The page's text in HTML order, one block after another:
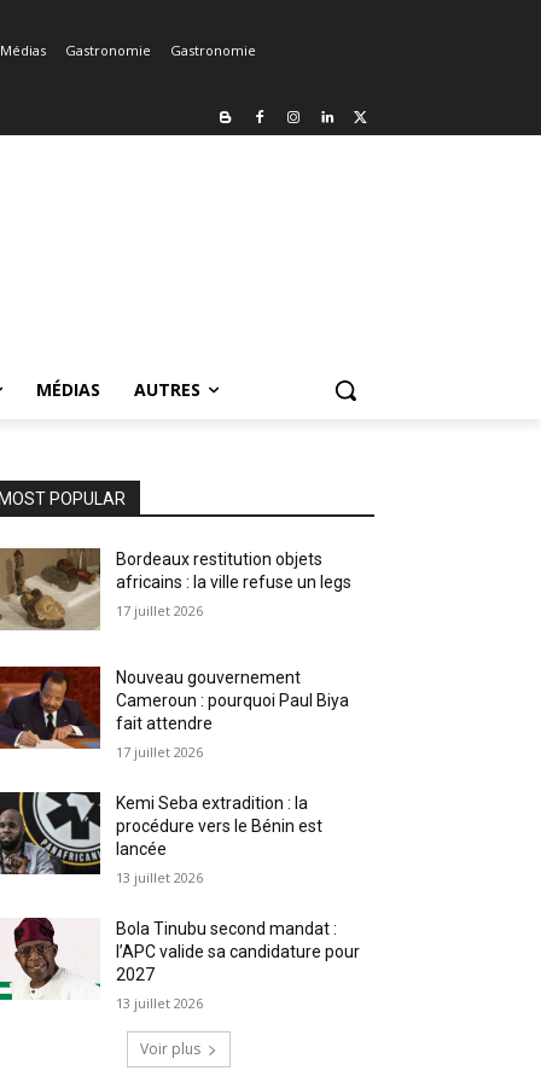
Médias Gastronomie
Gastronomie
MÉDIAS AUTRES
MOST POPULAR
Bordeaux restitution objets
africains : la ville refuse un legs
17 juillet 2026
Nouveau gouvernement
Cameroun : pourquoi Paul Biya
fait attendre
17 juillet 2026
Kemi Seba extradition : la
procédure vers le Bénin est
lancée
13 juillet 2026
Bola Tinubu second mandat :
l’APC valide sa candidature pour
2027
13 juillet 2026
Voir plus